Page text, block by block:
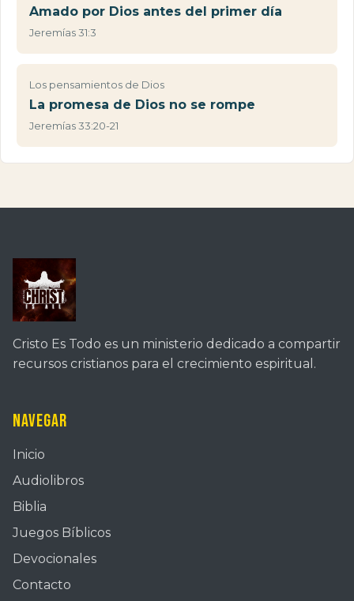
Amado por Dios antes del primer día
Jeremías 31:3
Los pensamientos de Dios
La promesa de Dios no se rompe
Jeremías 33:20-21
Cristo Es Todo es un ministerio dedicado a compartir
recursos cristianos para el crecimiento espiritual.
Navegar
Inicio
Audiolibros
Biblia
Juegos Bíblicos
Devocionales
Contacto